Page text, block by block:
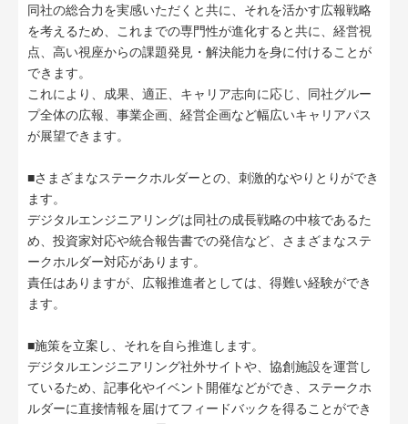
同社の総合力を実感いただくと共に、それを活かす広報戦略
を考えるため、これまでの専門性が進化すると共に、経営視
点、高い視座からの課題発見・解決能力を身に付けることが
できます。
これにより、成果、適正、キャリア志向に応じ、同社グルー
プ全体の広報、事業企画、経営企画など幅広いキャリアパス
が展望できます。
■さまざまなステークホルダーとの、刺激的なやりとりができ
ます。
デジタルエンジニアリングは同社の成長戦略の中核であるた
め、投資家対応や統合報告書での発信など、さまざまなステ
ークホルダー対応があります。
責任はありますが、広報推進者としては、得難い経験ができ
ます。
■施策を立案し、それを自ら推進します。
デジタルエンジニアリング社外サイトや、協創施設を運営し
ているため、記事化やイベント開催などができ、ステークホ
ルダーに直接情報を届けてフィードバックを得ることができ